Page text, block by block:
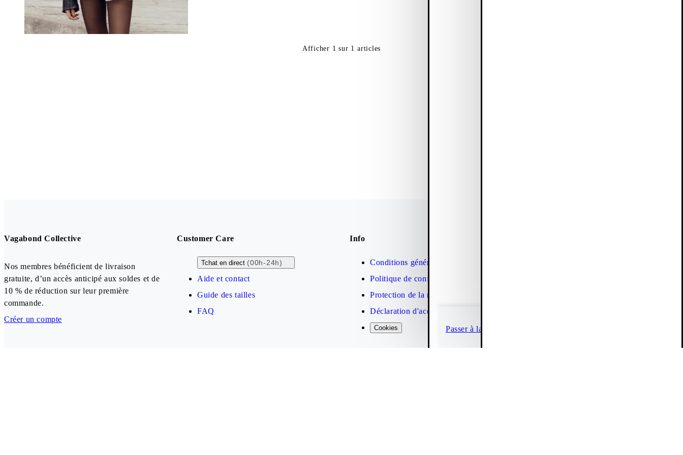
Afficher 1 sur 1 articles
Vagabond Collective
Nos membres bénéficient de livraison
gratuite, d’un accès anticipé aux soldes et de
10 % de réduction sur leur première
commande.
Créer un compte
Customer Care
Tchat en direct (00h-24h)
Aide et contact
Guide des tailles
FAQ
Info
Conditions générales de vente
Politique de confidentialité
Protection de la marque
Déclaration d'accessibilité Web
Cookies Passer à la caisse